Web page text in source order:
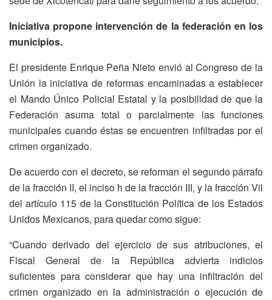
Iniciativa propone intervención de la federación en los
municipios.
El presidente Enrique Peña Nieto envió al Congreso de la
Unión la iniciativa de reformas encaminadas a establecer
el Mando Único Policial Estatal y la posibilidad de que la
Federación asuma total o parcialmente las funciones
municipales cuando éstas se encuentren infiltradas por el
crimen organizado.
De acuerdo con el decreto, se reforman el segundo párrafo
de la fracción II, el inciso h de la fracción III, y la fracción Vil
del artículo 115 de la Constitución Política de los Estados
Unidos Mexicanos, para quedar como sigue:
“Cuando derivado del ejercicio de sus atribuciones, el
Fiscal General de la República advierta indicios
suficientes para considerar que hay una infiltración del
crimen organizado en la administración o ejecución de